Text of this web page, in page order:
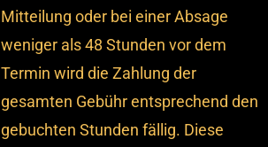
Mitteilung oder bei einer Absage
weniger als 48 Stunden vor dem
Termin wird die Zahlung der
gesamten Gebühr entsprechend den
gebuchten Stunden fällig. Diese